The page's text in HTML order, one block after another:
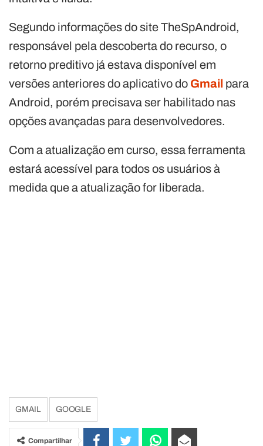
Segundo informações do site TheSpAndroid,
responsável pela descoberta do recurso, o
retorno preditivo já estava disponível em
versões anteriores do aplicativo do Gmail para
Android, porém precisava ser habilitado nas
opções avançadas para desenvolvedores.
Com a atualização em curso, essa ferramenta
estará acessível para todos os usuários à
medida que a atualização for liberada.
GMAIL GOOGLE
Compartilhar